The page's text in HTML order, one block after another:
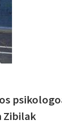
Zibilak